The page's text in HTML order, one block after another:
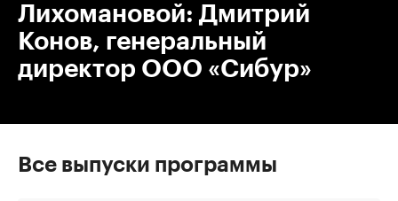
Лихомановой: Дмитрий
Конов, генеральный
директор ООО «Сибур»
Все выпуски программы